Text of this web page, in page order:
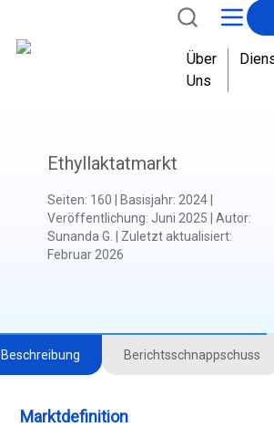
Über
Uns
Ethyllaktatmarkt
Seiten: 160 Basisjahr: 2024
Veröffentlichung: Juni 2025 Autor:
Sunanda G.
Zuletzt aktualisiert:
Februar 2026
Beschreibung Berichtsschnappschuss
Marktdefinition